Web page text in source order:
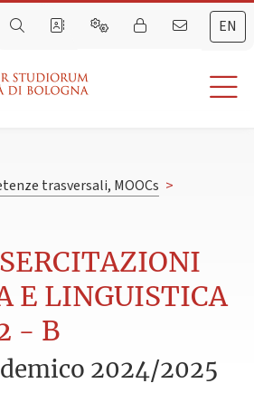
EN
trasversali, MOOCs >
E LINGUISTICA
- B
2024/2025